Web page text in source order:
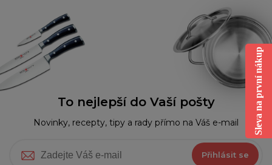
To nejlepší do Vaší pošty
Novinky, recepty, tipy a rady přímo na Váš e-mail
Přihlásit se
Sleva na první nákup